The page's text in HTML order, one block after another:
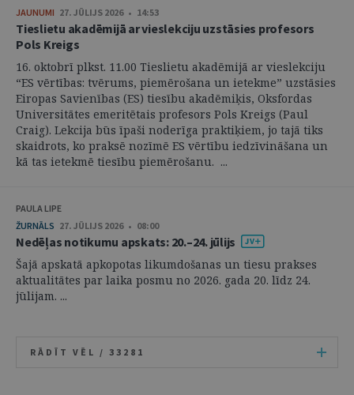
JAUNUMI 27. JŪLIJS 2026 • 14:53
Tieslietu akadēmijā ar vieslekciju uzstāsies profesors
Pols Kreigs
16. oktobrī plkst. 11.00 Tieslietu akadēmijā ar vieslekciju
“ES vērtības: tvērums, piemērošana un ietekme” uzstāsies
Eiropas Savienības (ES) tiesību akadēmiķis, Oksfordas
Universitātes emeritētais profesors Pols Kreigs (Paul
Craig). Lekcija būs īpaši noderīga praktiķiem, jo tajā tiks
skaidrots, ko praksē nozīmē ES vērtību iedzīvināšana un
kā tas ietekmē tiesību piemērošanu. ...
PAULA LIPE
ŽURNĀLS 27. JŪLIJS 2026 • 08:00
Nedēļas notikumu apskats: 20.–24. jūlijs
Šajā apskatā apkopotas likumdošanas un tiesu prakses
aktualitātes par laika posmu no 2026. gada 20. līdz 24.
jūlijam. ...
RĀDĪT VĒL / 33281